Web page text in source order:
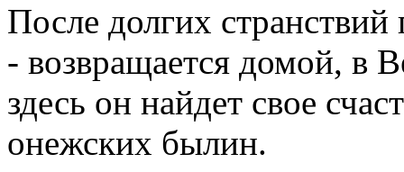
После долгих
- возвращается домой, в
здесь он найдет свое
онежских былин.